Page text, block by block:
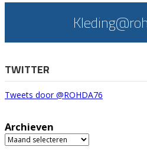
TWITTER
Tweets door @ROHDA76
Archieven
Archieven